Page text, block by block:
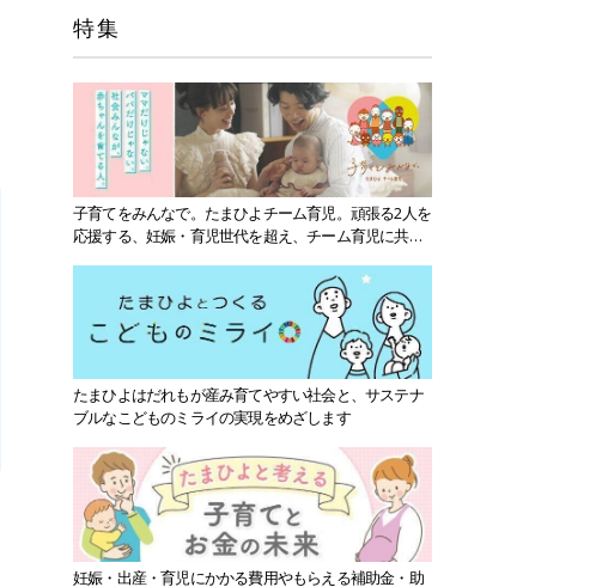
特集
子育てをみんなで。たまひよチーム育児。頑張る2人を
応援する、妊娠・育児世代を超え、チーム育児に共感
たまひよはだれもが産み育てやすい社会と、サステナ
ブルなこどものミライの実現をめざします
妊娠・出産・育児にかかる費用やもらえる補助金・助